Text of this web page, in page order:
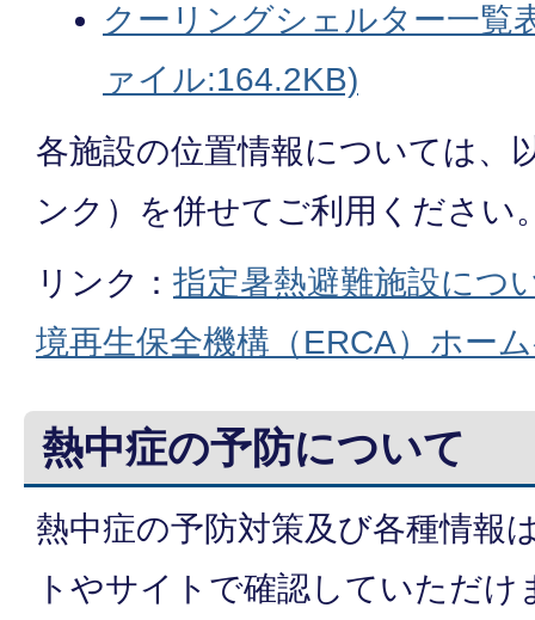
クーリングシェルター一覧
ァイル:164.2KB)
各施設の位置情報については、
ンク）を併せてご利用ください
リンク： 指定暑熱避難施設につ
境再生保全機構（ERCA）ホー
熱中症の予防について
熱中症の予防対策及び各種情報
トやサイトで確認していただけ